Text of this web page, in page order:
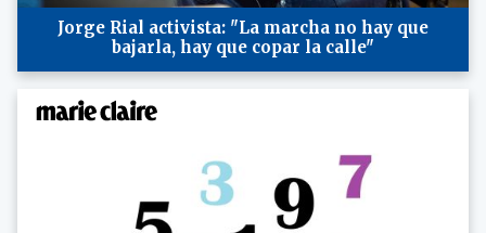
Jorge Rial activista: "La marcha no hay que
bajarla, hay que copar la calle"